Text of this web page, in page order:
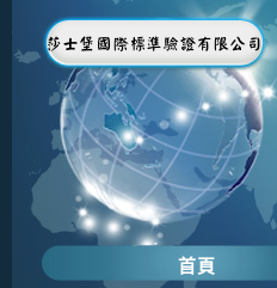
首頁